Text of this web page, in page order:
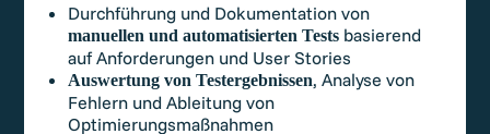
Durchführung und Dokumentation von
manuellen und automatisierten Tests basierend
auf Anforderungen und User Stories
Auswertung von Testergebnissen, Analyse von
Fehlern und Ableitung von
Optimierungsmaßnahmen